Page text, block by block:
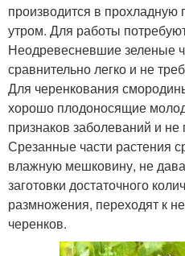
производится в
утром. Для работы
Неодревесневшие зеленые
сравнительно легко и не
Для черенкования
хорошо плодоносящие
признаков заболеваний и
Срезанные части растения
влажную мешковину, не
заготовки достаточного
размножения, переходят к
черенков.